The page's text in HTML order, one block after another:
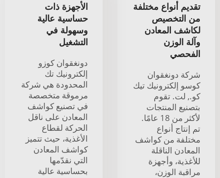
تقديم أنواع مختلفة
من التخصيص
لكاشف المعادن
وآلة الوزن
الفحصي
شركة دونغقوان
كوسو إلكترونيك تيك
كو., لت. تقوم
بتصنيع المنتجات
لأكثر من 18 عامًا.
تم إنتاج أنواع
مختلفة من كواشف
المعادن الناقلة
للأغذية، وأجهزة
مراقبة الوزن،
الأجهزة ذات
حساسية عالية
وسهولة في
التشغيل
دونغقوان كوزو
إلكترونيك تك
المحدودة هي شركة
مرموقة متخصصة
في تصنيع كواشف
المعادن على ناقل
الحركة لقطاع
الأغذية، حيث تتميز
كواشف المعادن
التي نقدّمها
بحساسية عالية